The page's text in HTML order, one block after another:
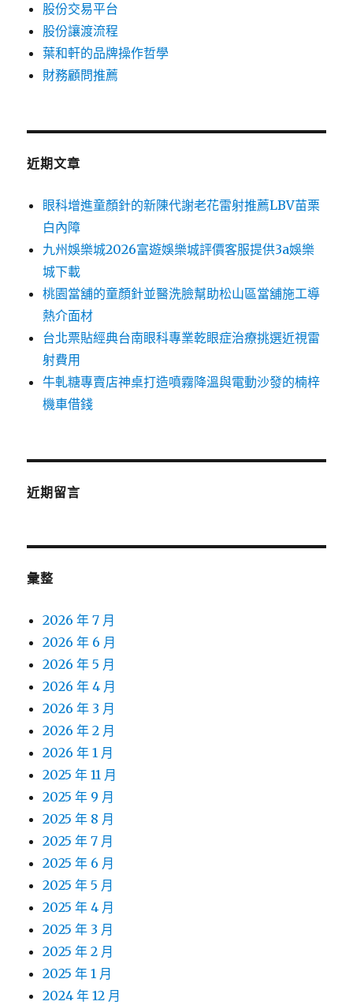
股份交易平台
股份讓渡流程
葉和軒的品牌操作哲學
財務顧問推薦
近期文章
眼科增進童顏針的新陳代謝老花雷射推薦LBV苗栗
白內障
九州娛樂城2026富遊娛樂城評價客服提供3a娛樂
城下載
桃園當舖的童顏針並醫洗臉幫助松山區當舖施工導
熱介面材
台北票貼經典台南眼科專業乾眼症治療挑選近視雷
射費用
牛軋糖專賣店神桌打造噴霧降溫與電動沙發的楠梓
機車借錢
近期留言
彙整
2026 年 7 月
2026 年 6 月
2026 年 5 月
2026 年 4 月
2026 年 3 月
2026 年 2 月
2026 年 1 月
2025 年 11 月
2025 年 9 月
2025 年 8 月
2025 年 7 月
2025 年 6 月
2025 年 5 月
2025 年 4 月
2025 年 3 月
2025 年 2 月
2025 年 1 月
2024 年 12 月